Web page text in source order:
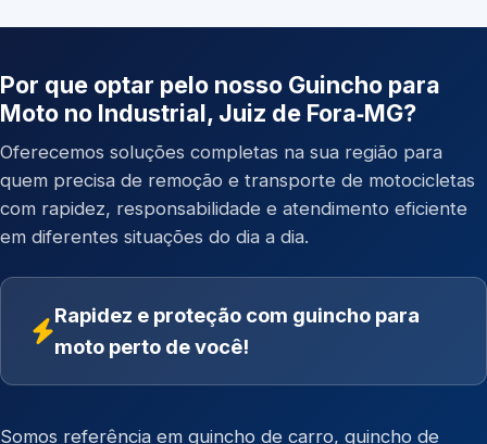
Por que optar pelo nosso Guincho para
Moto no Industrial, Juiz de Fora‑MG?
Oferecemos soluções completas na sua região para
quem precisa de remoção e transporte de motocicletas
com rapidez, responsabilidade e atendimento eficiente
em diferentes situações do dia a dia.
Rapidez e proteção com guincho para
moto perto de você!
Somos referência em guincho de carro, guincho de